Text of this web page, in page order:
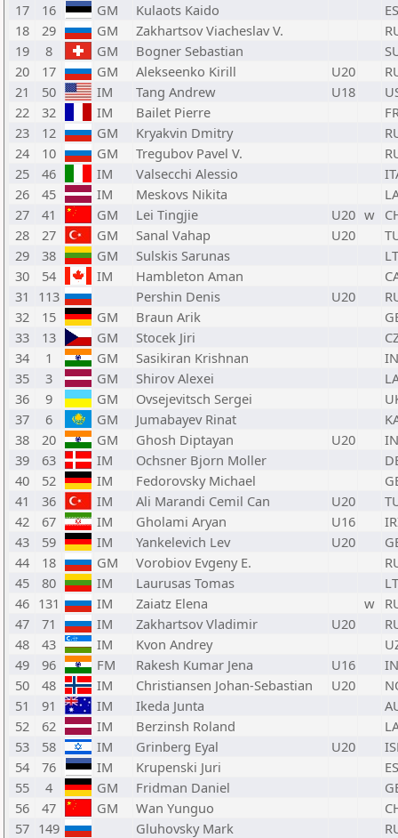
17
16 GM Kulaots Kaido
18
29 GM Zakhartsov Viacheslav V.
19
8 GM Bogner Sebastian
20
17 GM Alekseenko Kirill U20
21
50 IM Tang Andrew U18
22
32 IM Bailet Pierre
23
12 GM Kryakvin Dmitry
24
10 GM Tregubov Pavel V.
25
46 IM Valsecchi Alessio
26
45 IM Meskovs Nikita
27
41 GM Lei Tingjie U20 w
28
27 GM Sanal Vahap U20
29
38 GM Sulskis Sarunas
30
54 IM Hambleton Aman
31
113 Pershin Denis U20
32
15 GM Braun Arik
33
13 GM Stocek Jiri
34
1 GM Sasikiran Krishnan
35
3 GM Shirov Alexei
36
9 GM Ovsejevitsch Sergei
37
6 GM Jumabayev Rinat
38
20 GM Ghosh Diptayan U20
39
63 IM Ochsner Bjorn Moller
40
52 IM Fedorovsky Michael
41
36 IM Ali Marandi Cemil Can U20
42
67 IM Gholami Aryan U16
43
59 IM Yankelevich Lev U20
44
18 GM Vorobiov Evgeny E.
45
80 IM Laurusas Tomas
46 131 IM Zaiatz Elena w
47
71 IM Zakhartsov Vladimir U20
48
43 IM Kvon Andrey
49
96 FM Rakesh Kumar Jena U16
50
48 IM Christiansen Johan-Sebastian U20
51
91 IM Ikeda Junta
52
62 IM Berzinsh Roland
53
58 IM Grinberg Eyal U20
54
76 IM Krupenski Juri
55
4 GM Fridman Daniel
56
47 GM Wan Yunguo
57 149 Gluhovsky Mark